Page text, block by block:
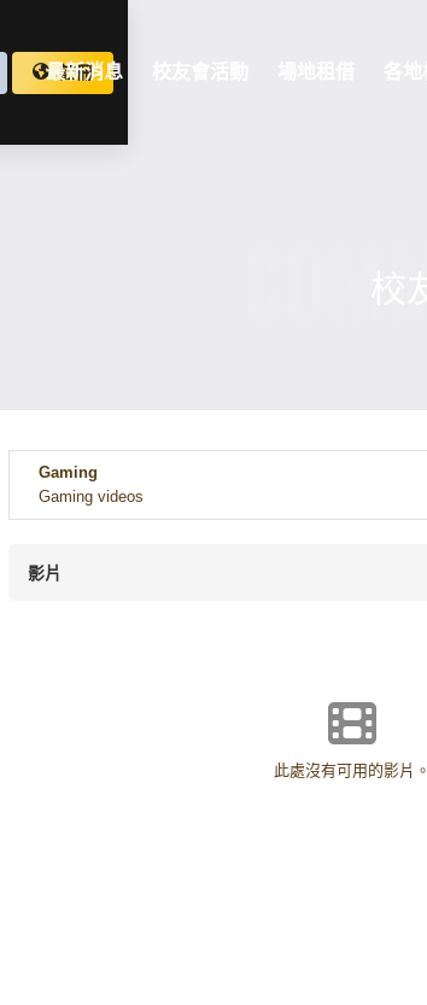
最新消息
註冊
Gaming
Gaming videos
影片
此處沒有可用的影片。